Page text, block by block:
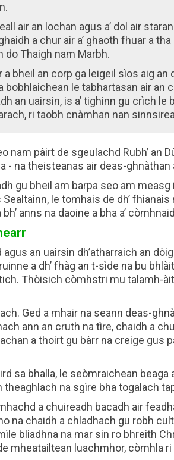
air an lochan agus a’ dol air
a chur air a’ ghaoth fhuar a
do Thaigh nam Marbh.
a bheil an corp ga leigeil sìos aig
bobhlaichean le tabhartasan air an
an uairsin, is a’ tighinn gu crìch le
ri taobh cnàmhan nan
nam pàirt de sgeulachd Rubh’ an
- na theisteanas air deas-ghnàthan
gu bheil am barpa seo am
le tomhais de dh’ fhianais
anns na daoine a bha a’
an uairsin dh’atharraich an
a dh’ fhàg an t-sìde na bu
Thòisich còmhstri mu talamh-
Ged a mhair na seann deas-
ann an cruth na tìre, chaidh a
a thoirt gu bàrr na creige gus
sa bhalla, le seòmraichean beaga
na sgìre bha togalach
a chuireadh bacadh air
na chaidh a chladhach gu robh
bliadhna na mar sin ro bhreith
mheatailtean luachmhor, còmhla ri